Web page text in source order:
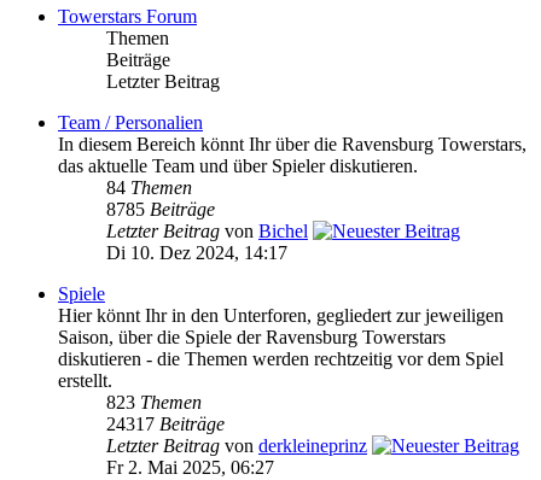
Towerstars Forum
Themen
Beiträge
Letzter Beitrag
Team / Personalien
In diesem Bereich könnt Ihr über die Ravensburg Towerstars,
das aktuelle Team und über Spieler diskutieren.
84 Themen
8785 Beiträge
Letzter Beitrag von Bichel
Di 10. Dez 2024, 14:17
Spiele
Hier könnt Ihr in den Unterforen, gegliedert zur jeweiligen
Saison, über die Spiele der Ravensburg Towerstars
diskutieren - die Themen werden rechtzeitig vor dem Spiel
erstellt.
823 Themen
24317 Beiträge
Letzter Beitrag von derkleineprinz
Fr 2. Mai 2025, 06:27